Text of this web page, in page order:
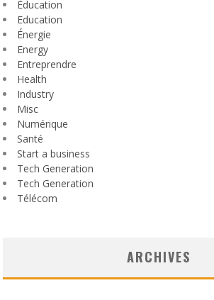
Éducation
Education
Énergie
Energy
Entreprendre
Health
Industry
Misc
Numérique
Santé
Start a business
Tech Generation
Tech Generation
Télécom
ARCHIVES